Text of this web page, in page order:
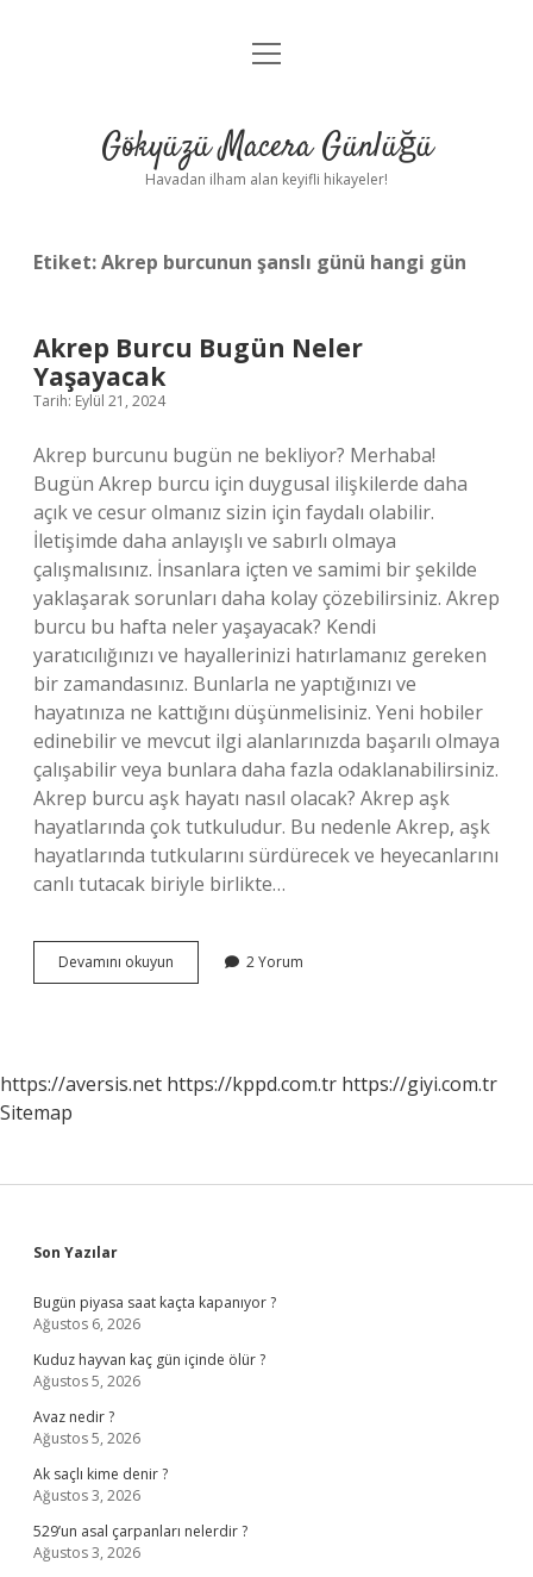
Anasayfa
Yasal Uyarı
menüyü
Gökyüzü Macera Günlüğü
Havadan ilham alan keyifli hikayeler!
Etiket:Akrep burcunun şanslı günü hangi gün
Akrep Burcu Bugün Neler
Yaşayacak
Tarih: Eylül 21, 2024
Akrep burcunu bugün ne bekliyor? Merhaba!
Bugün Akrep burcu için duygusal ilişkilerde daha
açık ve cesur olmanız sizin için faydalı olabilir.
İletişimde daha anlayışlı ve sabırlı olmaya
çalışmalısınız. İnsanlara içten ve samimi bir şekilde
yaklaşarak sorunları daha kolay çözebilirsiniz. Akrep
burcu bu hafta neler yaşayacak? Kendi
yaratıcılığınızı ve hayallerinizi hatırlamanız gereken
bir zamandasınız. Bunlarla ne yaptığınızı ve
hayatınıza ne kattığını düşünmelisiniz. Yeni hobiler
edinebilir ve mevcut ilgi alanlarınızda başarılı olmaya
çalışabilir veya bunlara daha fazla odaklanabilirsiniz.
Akrep burcu aşk hayatı nasıl olacak? Akrep aşk
hayatlarında çok tutkuludur. Bu nedenle Akrep, aşk
hayatlarında tutkularını sürdürecek ve heyecanlarını
canlı tutacak biriyle birlikte…
Devamını okuyun
Burcu
2 Yorum
https://aversis.net https://kppd.com.tr https://giyi.com.tr
Sitemap
Sidebar
Son Yazılar
Bugün piyasa saat kaçta kapanıyor ?
Ağustos 6, 2026
Kuduz hayvan kaç gün içinde ölür ?
Ağustos 5, 2026
Avaz nedir ?
Ağustos 5, 2026
Ak saçlı kime denir ?
Ağustos 3, 2026
529’un asal çarpanları nelerdir ?
Ağustos 3, 2026